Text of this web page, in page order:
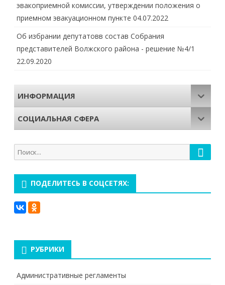
эвакоприемной комиссии, утверждении положения о
приемном эвакуационном пункте 04.07.2022
Об избрании депутатовв состав Собрания
представителей Волжского района - решение №4/1
22.09.2020
ИНФОРМАЦИЯ
СОЦИАЛЬНАЯ СФЕРА
Поиск
для:
Поиск
ПОДЕЛИТЕСЬ В СОЦСЕТЯХ:
РУБРИКИ
Административные регламенты